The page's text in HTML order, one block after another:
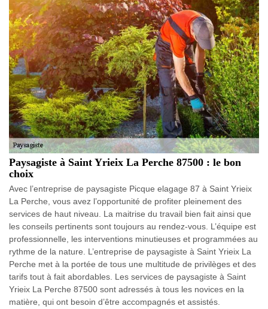
Paysagiste à Saint Yrieix La Perche 87500 : le bon
choix
Avec l’entreprise de paysagiste Picque elagage 87 à Saint Yrieix
La Perche, vous avez l’opportunité de profiter pleinement des
services de haut niveau. La maitrise du travail bien fait ainsi que
les conseils pertinents sont toujours au rendez-vous. L’équipe est
professionnelle, les interventions minutieuses et programmées au
rythme de la nature. L’entreprise de paysagiste à Saint Yrieix La
Perche met à la portée de tous une multitude de privilèges et des
tarifs tout à fait abordables. Les services de paysagiste à Saint
Yrieix La Perche 87500 sont adressés à tous les novices en la
matière, qui ont besoin d’être accompagnés et assistés.